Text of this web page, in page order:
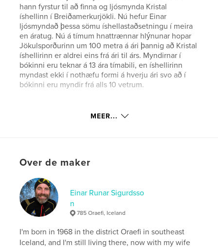
hann fyrstur til að finna og ljósmynda Kristal
íshellinn í Breiðamerkurjökli. Nú hefur Einar
ljósmyndað þessa sömu íshellastaðsetningu í meira
en áratug. Nú á tímum hnattrænnar hlýnunar hopar
Jökulsporðurinn um 100 metra á ári þannig að Kristal
íshellirinn er aldrei eins frá ári til árs. Myndirnar í
bókinni eru teknar á 13 ára tímabili, en íshellirinn
myndast ekki í nothæfu formi á hverju ári svo að í
bókinni eru myndir frá alls 10 vetrum.
details
Hoofdcategorie:
Aanvullende categorieën IJsland,Salontafelboeken
Projectoptie:
Standaard liggend, 25×20 cm
Aantal pagina's:58
ISBN
Hardcover, ImageWrap: 9798261091356
MEER...
Over de maker
Einar Runar Sigurdsso
n
785 Oraefi, Iceland
I'm born in 1968 in the district Oraefi in southeast
Iceland, and I'm still living there, now with my wife